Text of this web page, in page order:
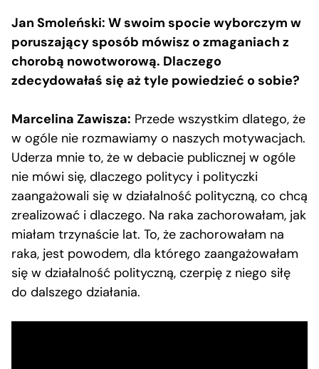
Jan Smoleński: W swoim spocie wyborczym w
poruszający sposób mówisz o zmaganiach z
chorobą nowotworową. Dlaczego
zdecydowałaś się aż tyle powiedzieć o sobie?
Marcelina Zawisza: Przede wszystkim dlatego, że
w ogóle nie rozmawiamy o naszych motywacjach.
Uderza mnie to, że w debacie publicznej w ogóle
nie mówi się, dlaczego politycy i polityczki
zaangażowali się w działalność polityczną, co chcą
zrealizować i dlaczego. Na raka zachorowałam, jak
miałam trzynaście lat. To, że zachorowałam na
raka, jest powodem, dla którego zaangażowałam
się w działalność polityczną, czerpię z niego siłę
do dalszego działania.